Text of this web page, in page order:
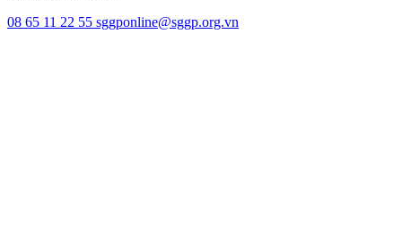
08 65 11 22 55 sggponline@sggp.org.vn